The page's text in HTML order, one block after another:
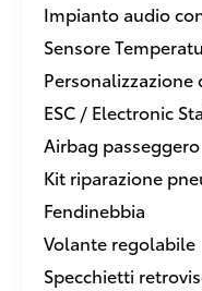
Impianto audio
Sensore
Personalizzazione
ESC / Electronic
Airbag passeggero
Kit riparazione
Fendinebbia
Volante regolabile
Specchietti